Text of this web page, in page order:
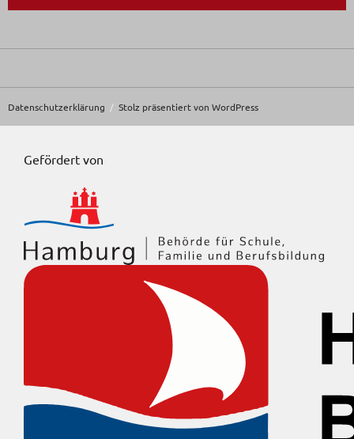
Datenschutzerklärung Stolz präsentiert von WordPress
Gefördert von